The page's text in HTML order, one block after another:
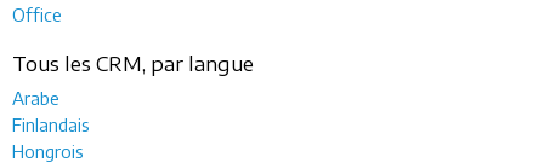
Office
Tous les CRM, par langue
Arabe
Finlandais
Hongrois